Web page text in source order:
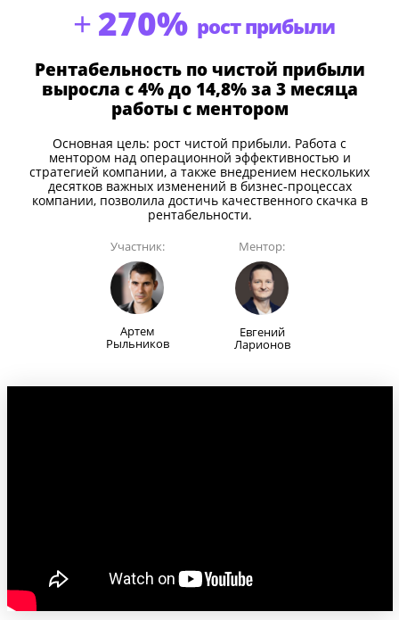
270% рост прибыли
Рентабельность по чистой прибыли
выросла с 4% до 14,8%за 3 месяца
работы с ментором
Основная цель: рост чистой прибыли. Работа с
ментором над операционной эффективностью и
стратегией компании, а также внедрением нескольких
десятков важных изменений в бизнес-процессах
компании, позволила достичь качественного скачка в
рентабельности.
Участник:
Артем
Рыльников
Ментор:
Евгений
Ларионов